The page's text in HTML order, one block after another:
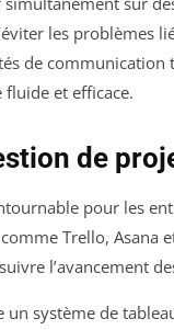
les problèmes
de communication
et efficace.
de
pour les
Trello,
l’avancement
système de